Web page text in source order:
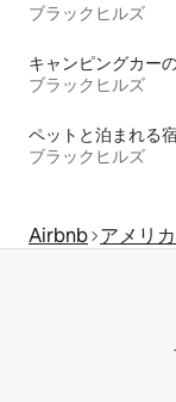
ブラックヒルズ
キャンピングカー
ブラックヒルズ
ペットと泊まれる
ブラックヒルズ
Airbnb アメリ